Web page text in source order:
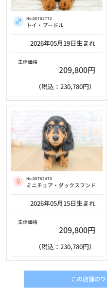
No.00762772
トイ・プードル
2026年05月19日生まれ
生体価格
209,800円
（税込：230,780円）
No.00762470
ミニチュア・ダックスフンド
2026年05月15日生まれ
生体価格
209,800円
（税込：230,780円）
この店舗の